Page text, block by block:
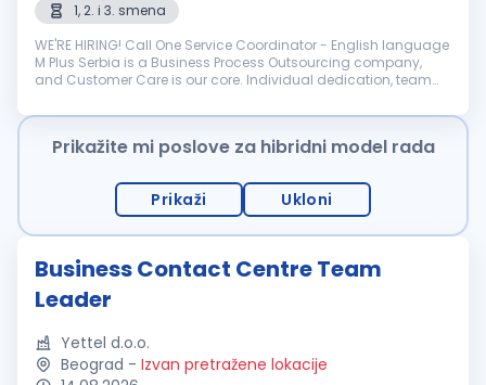
1, 2. i 3. smena
WE'RE HIRING! Call One Service Coordinator - English language
M Plus Serbia is a Business Process Outsourcing company,
and Customer Care is our core. Individual dedication, team
Prikažite mi poslove za hibridni model rada
Prikaži Ukloni
Business Contact Centre Team
Leader
Yettel d.o.o.
Beograd - Izvan pretražene lokacije